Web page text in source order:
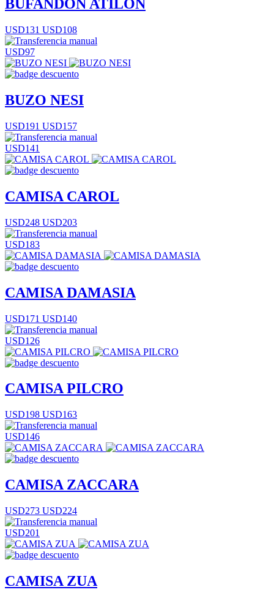
BUFANDON ATILON
USD131 USD108
USD97
BUZO NESI
USD191 USD157
USD141
CAMISA CAROL
USD248 USD203
USD183
CAMISA DAMASIA
USD171 USD140
USD126
CAMISA PILCRO
USD198 USD163
USD146
CAMISA ZACCARA
USD273 USD224
USD201
CAMISA ZUA